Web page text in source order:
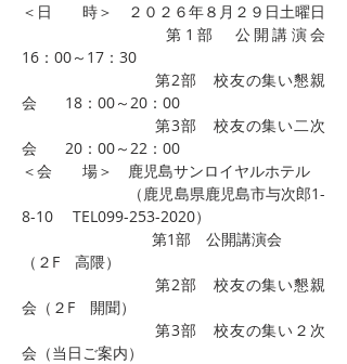
＜日　　時＞　２０２６年８月２９日土曜日
16：00～17：30
会	18：00～20：00
会	20：00～22：00
＜会　　場＞　鹿児島サンロイヤルホテル
（鹿児島県鹿児島市与次郎1-
8-10　 TEL099-253-2020）
（２F　高隈）
会（２F　開聞）
会（当日ご案内）